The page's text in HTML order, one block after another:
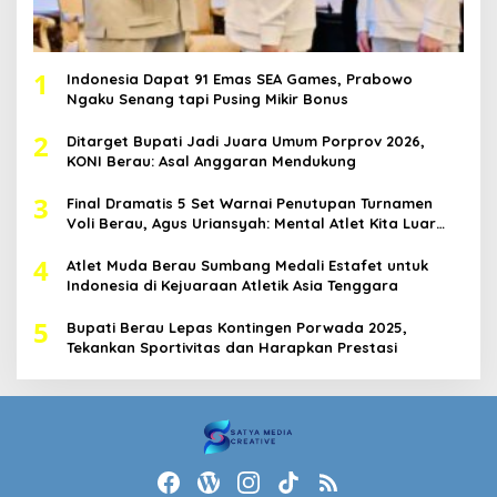
1
Indonesia Dapat 91 Emas SEA Games, Prabowo
Ngaku Senang tapi Pusing Mikir Bonus
2
Ditarget Bupati Jadi Juara Umum Porprov 2026,
KONI Berau: Asal Anggaran Mendukung
3
Final Dramatis 5 Set Warnai Penutupan Turnamen
Voli Berau, Agus Uriansyah: Mental Atlet Kita Luar
4
Atlet Muda Berau Sumbang Medali Estafet untuk
Indonesia di Kejuaraan Atletik Asia Tenggara
5
Bupati Berau Lepas Kontingen Porwada 2025,
Tekankan Sportivitas dan Harapkan Prestasi